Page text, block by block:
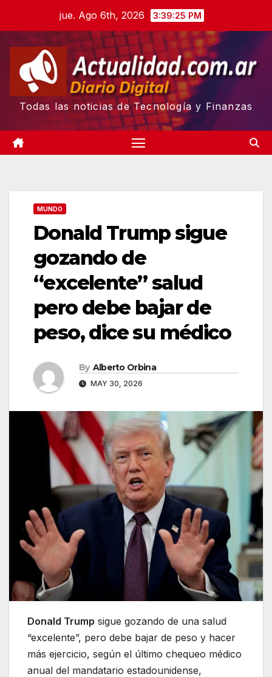
content
jue. Ago 6th, 2026 3:39:27 PM
Todas las noticias de Tecnología y Finanzas
MUNDO
Donald Trump sigue
gozando de
“excelente” salud
pero debe bajar de
peso, dice su médico
By Alberto Orbina
MAY 30, 2026
Donald Trump sigue gozando de una salud
“excelente”, pero debe bajar de peso y hacer
más ejercicio, según el último chequeo médico
anual del mandatario estadounidense,